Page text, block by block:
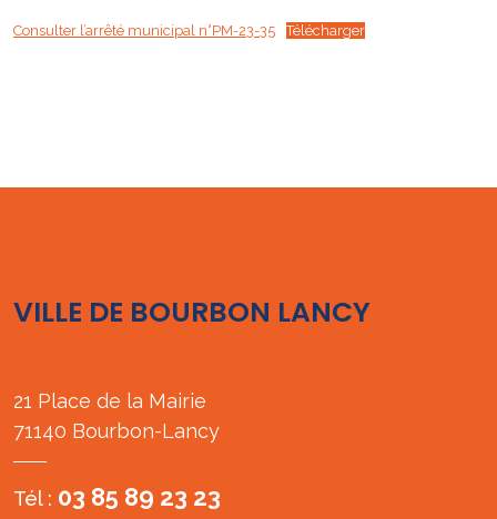
Consulter l’arrêté municipal n°PM-23-35 Télécharger
VILLE DE BOURBON LANCY
21 Place de la Mairie
71140 Bourbon-Lancy
Tél : 03 85 89 23 23